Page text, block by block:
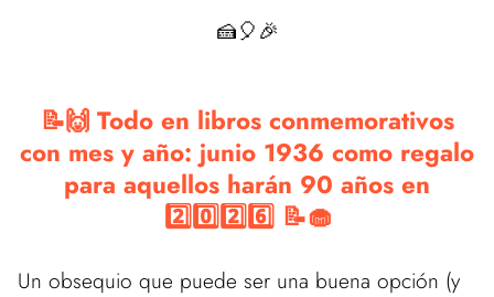
🍰🎈🎉
📝🙌 Todo en libros conmemorativos
con mes y año: junio 1936 como regalo
para aquellos harán 90 años en
2️⃣0️⃣2️⃣6️⃣ 📝🧁
Un obsequio que puede ser una buena opción (y